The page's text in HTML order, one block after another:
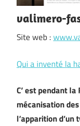
valimero-
Site web :
Qui a inventé la
C’ est pendant
mécanisation
l’apparition